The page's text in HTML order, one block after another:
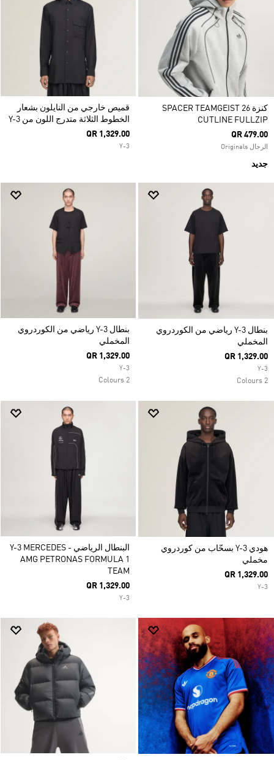
كنزة SPACER TEAMGEIST 26
CUTLINE FULLZIP
QR 479.00
الرجال Originals
جديد
قميص خارجي من النايلون بشعار
الخطوط الثلاثة متدرج اللون من Y-3
QR 1,329.00
Y-3
بنطال Y-3 رياضي من الكوردروي
المخملي
QR 1,329.00
Y-3
2 Colours
بنطال Y-3 رياضي من الكوردروي
المخملي
QR 1,329.00
Y-3
2 Colours
هودي Y-3 بسحّاب من كوردروي
مخملي
QR 1,329.00
Y-3
البنطال الرياضي Y-3 MERCEDES -
AMG PETRONAS FORMULA 1
TEAM
QR 1,329.00
Y-3